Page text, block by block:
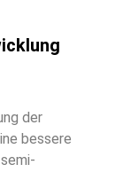
der
bessere